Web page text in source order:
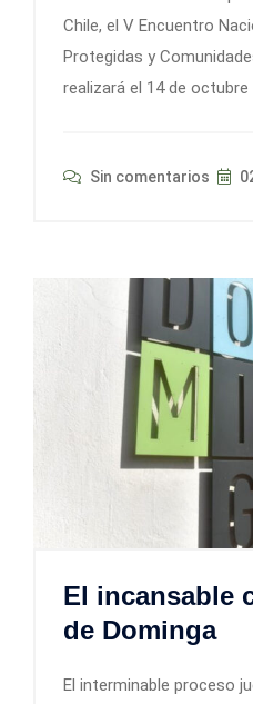
Chile, el V Encuentro
Protegidas y
realizará el 14 de
Sin comentarios
El incansable
de Dominga
El interminable proceso